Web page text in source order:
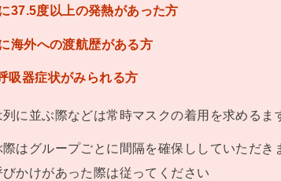
37.5度以上の発熱があった方
海外への渡航歴がある方
吸器症状がみられる方
に並ぶ際などは常時マスクの着用を求めるま
はグループごとに間隔を確保ししていただき
かけがあった際は従ってください